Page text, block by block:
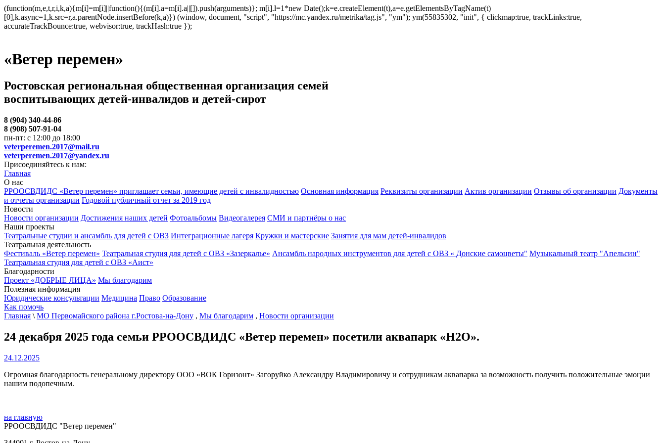
(function(m,e,t,r,i,k,a){m[i]=m[i]||function(){(m[i].a=m[i].a||[]).push(arguments)}; m[i].l=1*new Date();k=e.createElement(t),a=e.getElementsByTagName(t)
[0],k.async=1,k.src=r,a.parentNode.insertBefore(k,a)}) (window, document, "script", "https://mc.yandex.ru/metrika/tag.js", "ym"); ym(55835302, "init", { clickmap:true, trackLinks:true,
accurateTrackBounce:true, webvisor:true, trackHash:true });
«Ветер перемен»
Ростовская региональная общественная организация семей
воспитывающих детей-инвалидов и детей-сирот
8 (904) 340-44-86
8 (908) 507-91-04
пн-пт: с 12:00 до 18:00
veterperemen.2017@mail.ru
veterperemen.2017@yandex.ru
Присоединяйтесь к нам:
Главная
О нас
РРООСВДИДС «Ветер перемен» приглашает семьи, имеющие детей с инвалидностью Основная информация Реквизиты организации Актив организации Отзывы об организации Документы
и отчеты организации Годовой публичный отчет за 2019 год
Новости
Новости организации Достижения наших детей Фотоальбомы Видеогалерея СМИ и партнёры о нас
Наши проекты
Театральные студии и ансамбль для детей с ОВЗ Интеграционные лагеря Кружки и мастерские Занятия для мам детей-инвалидов
Театральная деятельность
Фестиваль «Ветер перемен» Театральная студия для детей с ОВЗ «Зазеркалье» Ансамбль народных инструментов для детей с ОВЗ « Донские самоцветы" Музыкальный театр "Апельсин"
Театральная студия для детей с ОВЗ «Аист»
Благодарности
Проект «ДОБРЫЕ ЛИЦА» Мы благодарим
Полезная информация
Юридические консультации Медицина Право Образование
Как помочь
Главная \ МО Первомайского района г.Ростова-на-Дону , Мы благодарим , Новости организации
24 декабря 2025 года семьи РРООСВДИДС «Ветер перемен» посетили аквапарк «Н2О».
24.12.2025
Огромная благодарность генеральному директору ООО «ВОК Горизонт» Загоруйко Александру Владимировичу и сотрудникам аквапарка за возможность получить положительные эмоции
нашим подопечным.
на главную
РРООСВДИДС "Ветер перемен"